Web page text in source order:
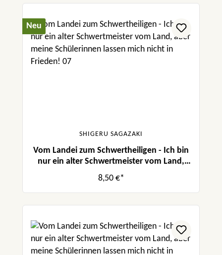
Neu
SHIGERU SAGAZAKI
Vom Landei zum Schwertheiligen - Ich bin
nur ein alter Schwertmeister vom Land,
aber meine Schülerinnen lassen mich nicht
in Frieden! 07
8,50 €*